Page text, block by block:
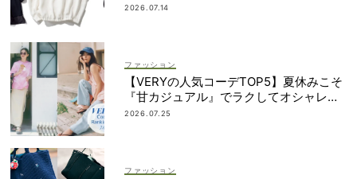
2026.07.14
ファッション
【VERYの人気コーデTOP5】夏休みこそ
『甘カジュアル』でラクしてオシャレ！
｜7/1〜10
2026.07.25
ファッション